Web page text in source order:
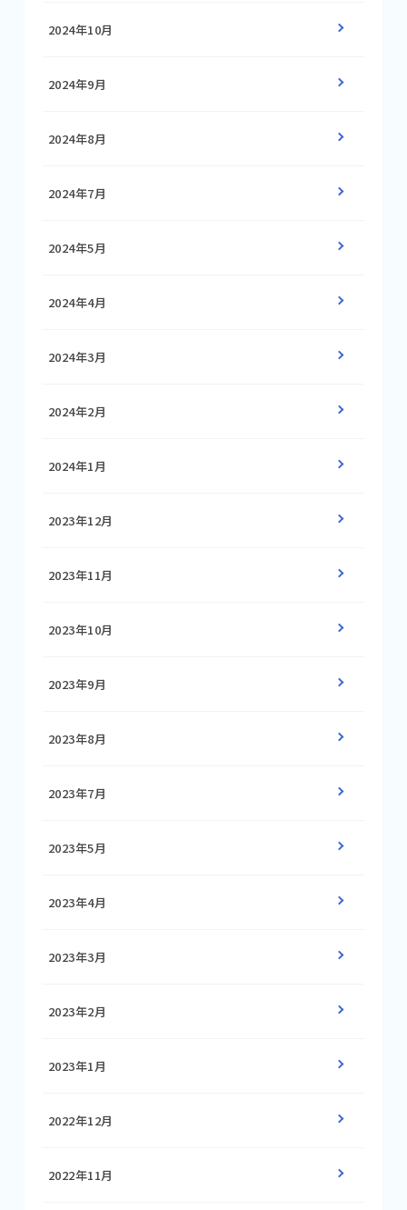
2024年10月
2024年9月
2024年8月
2024年7月
2024年5月
2024年4月
2024年3月
2024年2月
2024年1月
2023年12月
2023年11月
2023年10月
2023年9月
2023年8月
2023年7月
2023年5月
2023年4月
2023年3月
2023年2月
2023年1月
2022年12月
2022年11月